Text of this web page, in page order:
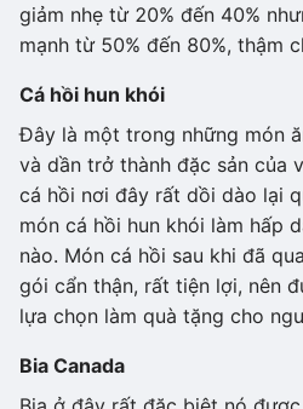
giảm nhẹ từ 20% đến 40%
mạnh từ 50% đến 80%, thậm
Cá hồi hun khói
Đây là một trong những món
và dần trở thành đặc sản của
cá hồi nơi đây rất dồi dào lại
món cá hồi hun khói làm hấp
nào. Món cá hồi sau khi đã
gói cẩn thận, rất tiện lợi, nên
lựa chọn làm quà tặng cho
Bia Canada